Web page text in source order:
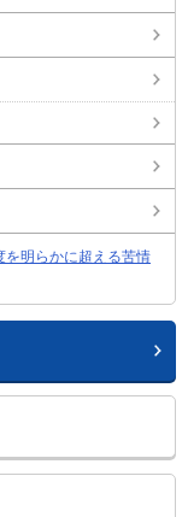
を明らかに超える苦情